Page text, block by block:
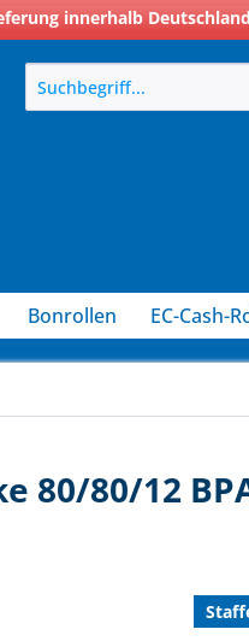
innerhalb
Bonrollen EC-Cash-
80/80/12